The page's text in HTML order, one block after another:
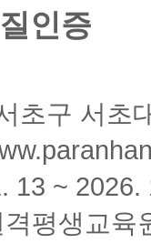
인증
초구 서초
13 ~ 2026.
평생교육